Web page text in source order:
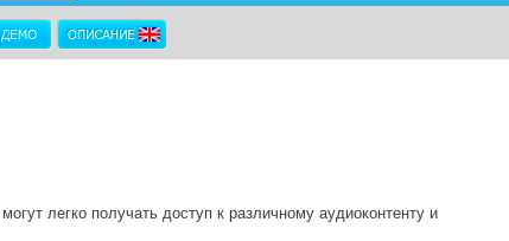
легко получать доступ к различному аудиоконтенту и